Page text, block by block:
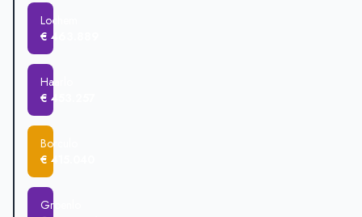
Lochem
€ 463.889
Haarlo
€ 453.257
Borculo
€ 415.040
Groenlo